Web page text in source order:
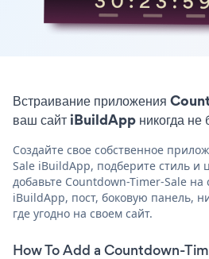
Встраивание приложения
ваш сайт iBuildApp никогда не
Создайте свое собственное
Sale iBuildApp, подберите стиль и
добавьте Countdown-Timer-Sale на
iBuildApp, пост, боковую панель,
где угодно на своем сайт.
How To Add a Countdown-